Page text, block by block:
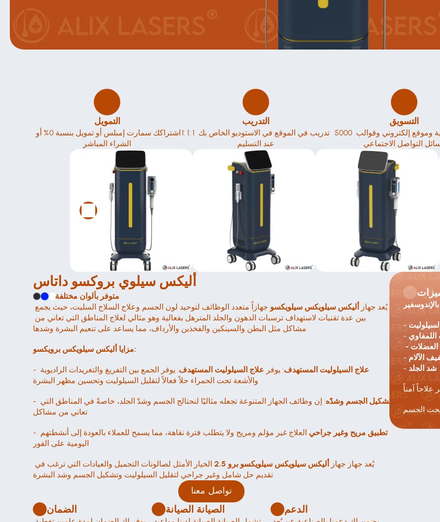
التمويل
الشراء المباشر
التدريب
1: 1: 1 تدريب في الموقع في الاستوديو الخاص بك
عند التسليم
التسويق
5000 نشرة إعلانية وموقع إلكتروني وقوالب
التواصل الاجتماعي
أليكس سيلوي بروكسو داتاس
متوفر بألوان مختلفة
يُعد جهاز أليكس سيلويكس سيلويكسو
مشاكل مثل البطن والسينكين والفخذين والأرداف، مما يساعد على تنعيم البشرة وشدها
مزايا أليكس سيلويكس برويكسو:
- علاج السيلوليت المستهدف: يوفر علاج السيلوليت المستهدف
والأشعة تحت الحمراء حلاً فعالاً لتقليل السيلوليت وتحسين مظهر البشرة
- تشكيل الجسم وشدّه
تعاني من مشاكل
- تطبيق مريح وغير جراحي
اليومية على الفور
يُعد جهاز جهاز أليكس سيلويكس سيلويكسو برو 2.5
تقديم حل شامل وغير جراحي لتقليل السيلوليت وتشكيل الجسم وشد البشرة
تواصل معنا
الضمان الدعم
-
-
-
- شد الجلد
الجسم